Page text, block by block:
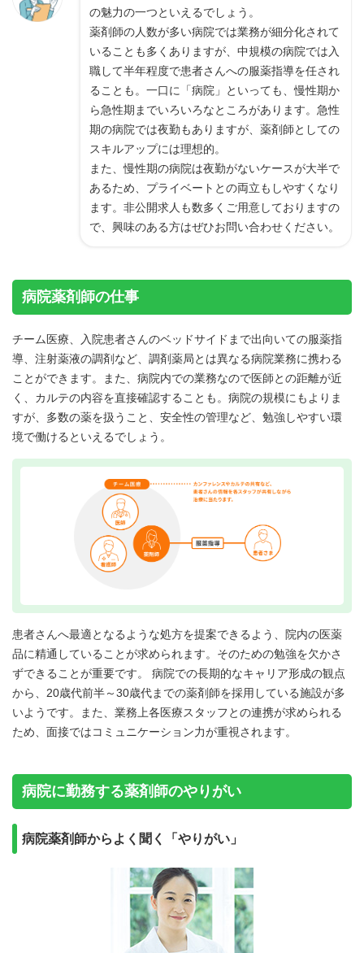
の魅力の一つといえるでしょう。
薬剤師の人数が多い病院では業務が細分化されて
いることも多くありますが、中規模の病院では入
職して半年程度で患者さんへの服薬指導を任され
ることも。一口に「病院」といっても、慢性期か
ら急性期までいろいろなところがあります。急性
期の病院では夜勤もありますが、薬剤師としての
スキルアップには理想的。
また、慢性期の病院は夜勤がないケースが大半で
あるため、プライベートとの両立もしやすくなり
ます。非公開求人も数多くご用意しておりますの
で、興味のある方はぜひお問い合わせください。
病院薬剤師の仕事
チーム医療、入院患者さんのベッドサイドまで出向いての服薬指
導、注射薬液の調剤など、調剤薬局とは異なる病院業務に携わる
ことができます。また、病院内での業務なので医師との距離が近
く、カルテの内容を直接確認することも。病院の規模にもよりま
すが、多数の薬を扱うこと、安全性の管理など、勉強しやすい環
境で働けるといえるでしょう。
患者さんへ最適となるような処方を提案できるよう、院内の医薬
品に精通していることが求められます。そのための勉強を欠かさ
ずできることが重要です。 病院での長期的なキャリア形成の観点
から、20歳代前半～30歳代までの薬剤師を採用している施設が多
いようです。また、業務上各医療スタッフとの連携が求められる
ため、面接ではコミュニケーション力が重視されます。
病院に勤務する薬剤師のやりがい
病院薬剤師からよく聞く「やりがい」